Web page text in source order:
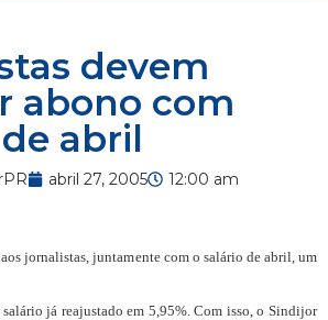
devem
abono com
abril
abril 27, 2005 12:00 am
aos jornalistas, juntamente com o salário de abril, um
já reajustado em 5,95%. Com isso, o Sindijor